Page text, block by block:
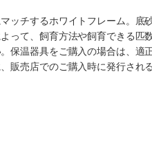
ッチするホワイトフレーム。
って、飼育方法や飼育できる
保温器具をご購入の場合は、
売店でのご購入時に発行され